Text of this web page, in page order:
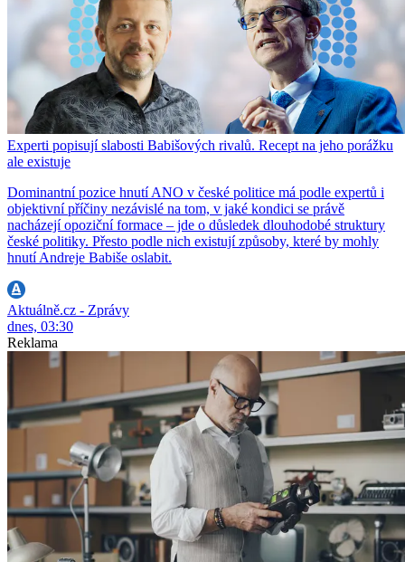
Experti popisují slabosti Babišových rivalů. Recept na jeho porážku
ale existuje
Dominantní pozice hnutí ANO v české politice má podle expertů i
objektivní příčiny nezávislé na tom, v jaké kondici se právě
nacházejí opoziční formace – jde o důsledek dlouhodobé struktury
české politiky. Přesto podle nich existují způsoby, které by mohly
hnutí Andreje Babiše oslabit.
Aktuálně.cz - Zprávy
dnes, 03:30
Reklama